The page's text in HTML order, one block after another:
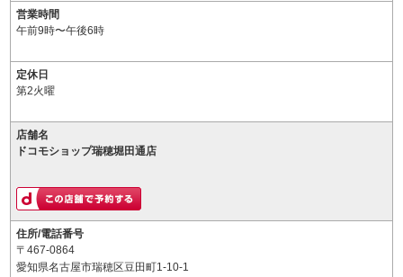
営業時間
午前9時〜午後6時
定休日
第2火曜
店舗名
ドコモショップ瑞穂堀田通店
住所/電話番号
〒467-0864
愛知県名古屋市瑞穂区豆田町1-10-1